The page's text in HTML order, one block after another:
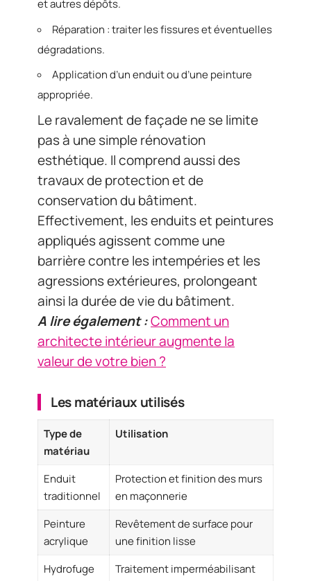
et autres dépôts.
Réparation : traiter les fissures et éventuelles
dégradations.
Application d’un enduit ou d’une peinture
appropriée.
Le ravalement de façade ne se limite
pas à une simple rénovation
esthétique. Il comprend aussi des
travaux de protection et de
conservation du bâtiment.
Effectivement, les enduits et peintures
appliqués agissent comme une
barrière contre les intempéries et les
agressions extérieures, prolongeant
ainsi la durée de vie du bâtiment.
A lire également :Comment un
architecte intérieur augmente la
valeur de votre bien ?
Les matériaux utilisés
Type de
matériau
Utilisation
Enduit
traditionnel
Protection et finition des murs
en maçonnerie
Peinture
acrylique
Revêtement de surface pour
une finition lisse
Hydrofuge
Traitement imperméabilisant